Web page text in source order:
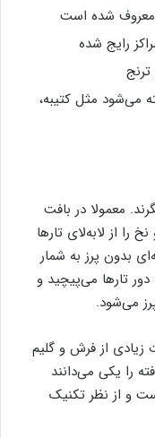
شده است
رایج شده
می‌شود مثل کتیبه،
معمولا در بافت
را از لابه‌لای تارها
بدون پرز به شمار
تارها می‌پیچید و
می‌شود.
زیادی از فرش و گلیم
می‌دهد که این ۳ دستبافته را یکی می‌دانند
و از نظر تکنیک